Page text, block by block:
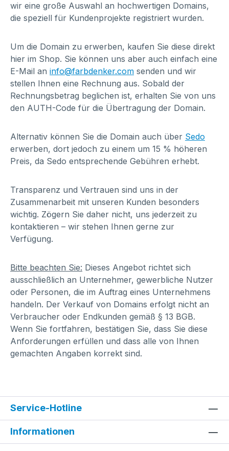
wir eine große Auswahl an hochwertigen Domains,
die speziell für Kundenprojekte registriert wurden.
Um die Domain zu erwerben, kaufen Sie diese direkt
hier im Shop. Sie können uns aber auch einfach eine
E-Mail an info@farbdenker.com senden und wir
stellen Ihnen eine Rechnung aus. Sobald der
Rechnungsbetrag beglichen ist, erhalten Sie von uns
den AUTH-Code für die Übertragung der Domain.
Alternativ können Sie die Domain auch über Sedo
erwerben, dort jedoch zu einem um 15 % höheren
Preis, da Sedo entsprechende Gebühren erhebt.
Transparenz und Vertrauen sind uns in der
Zusammenarbeit mit unseren Kunden besonders
wichtig. Zögern Sie daher nicht, uns jederzeit zu
kontaktieren – wir stehen Ihnen gerne zur
Verfügung.
Bitte beachten Sie: Dieses Angebot richtet sich
ausschließlich an Unternehmer, gewerbliche Nutzer
oder Personen, die im Auftrag eines Unternehmens
handeln. Der Verkauf von Domains erfolgt nicht an
Verbraucher oder Endkunden gemäß § 13 BGB.
Wenn Sie fortfahren, bestätigen Sie, dass Sie diese
Anforderungen erfüllen und dass alle von Ihnen
gemachten Angaben korrekt sind.
Service-Hotline
Informationen